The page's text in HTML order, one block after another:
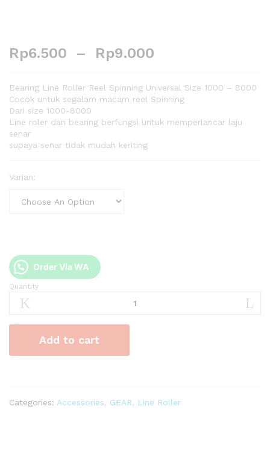
Rp6.500 – Rp9.000
Bearing Line Roller Reel Spinning Universal Size 1000 – 8000
Cocok untuk segalam macam reel Spinning
Dari size 1000-8000
Line roler dan bearing berfungsi untuk memperlancar laju
senar
supaya senar tidak mudah keriting
Varian:
Order Via WA
Bearing
Line
Reel
Spinning
Universal
8000
Quantity
Add to cart
Categories: Accessories, GEAR, Line Roller